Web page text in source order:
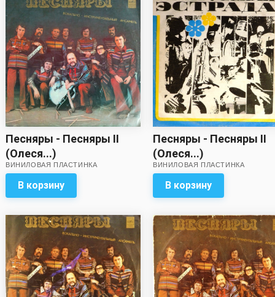
Песняры - Песняры II
(Олеся...)
ВИНИЛОВАЯ ПЛАСТИНКА
В корзину
Песняры - Песняры II
(Олеся...)
ВИНИЛОВАЯ ПЛАСТИНКА
В корзину